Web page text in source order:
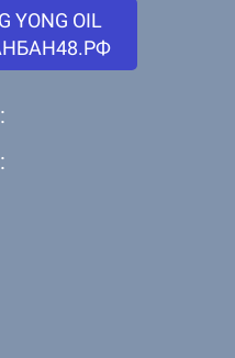
YONG OIL